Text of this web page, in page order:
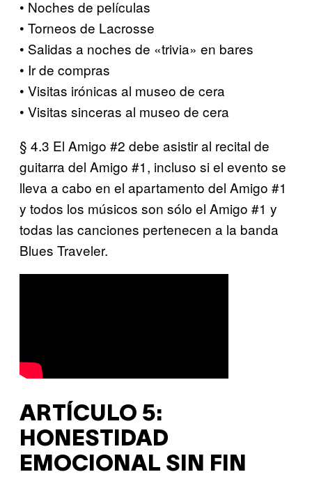
• Noches de películas
• Torneos de Lacrosse
• Salidas a noches de «trivia» en bares
• Ir de compras
• Visitas irónicas al museo de cera
• Visitas sinceras al museo de cera
§ 4.3 El Amigo #2 debe asistir al recital de
guitarra del Amigo #1, incluso si el evento se
lleva a cabo en el apartamento del Amigo #1
y todos los músicos son sólo el Amigo #1 y
todas las canciones pertenecen a la banda
Blues Traveler.
ARTÍCULO 5:
HONESTIDAD
EMOCIONAL SIN FIN